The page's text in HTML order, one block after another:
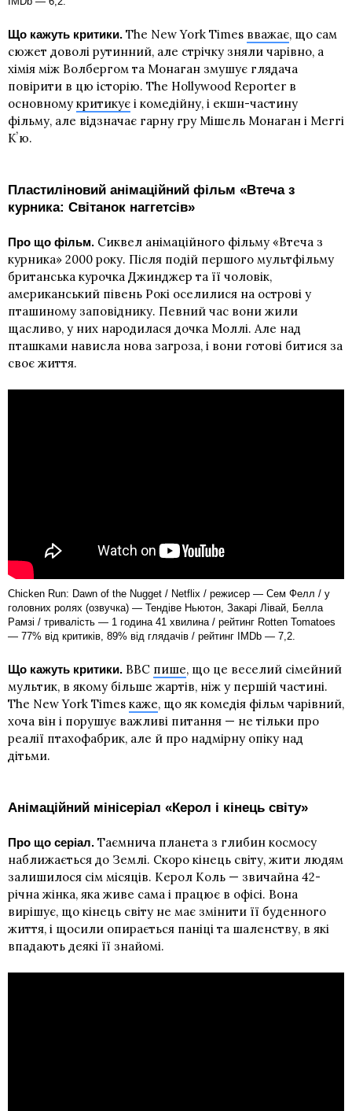
Що кажуть критики. The New York Times вважає, що сам
сюжет доволі рутинний, але стрічку зняли чарівно, а
хімія між Волбергом та Монаган змушує глядача
повірити в цю історію. The Hollywood Reporter в
основному критикує і комедійну, і екшн-частину
фільму, але відзначає гарну гру Мішель Монаган і Меггі
Кʼю.
Пластиліновий анімаційний фільм «Втеча з
курника: Світанок наггетсів»
Про що фільм. Сиквел анімаційного фільму «Втеча з
курника» 2000 року. Після подій першого мультфільму
британська курочка Джинджер та її чоловік,
американський півень Рокі оселилися на острові у
пташиному заповіднику. Певний час вони жили
щасливо, у них народилася дочка Моллі. Але над
пташками нависла нова загроза, і вони готові битися за
своє життя.
Chicken Run: Dawn of the Nugget / Netflix / режисер — Сем Фелл / у
головних ролях (озвучка) — Тендіве Ньютон, Закарі Лівай, Белла
Рамзі / тривалість — 1 година 41 хвилина / рейтинг Rotten Tomatoes
— 77% від критиків, 89% від глядачів / рейтинг IMDb — 7,2.
Що кажуть критики. BBC пише, що це веселий сімейний
мультик, в якому більше жартів, ніж у першій частині.
The New York Times каже, що як комедія фільм чарівний,
хоча він і порушує важливі питання — не тільки про
реалії птахофабрик, але й про надмірну опіку над
дітьми.
Анімаційний мінісеріал «Керол і кінець світу»
Про що серіал. Таємнича планета з глибин космосу
наближається до Землі. Скоро кінець світу, жити людям
залишилося сім місяців. Керол Коль — звичайна 42-
річна жінка, яка живе сама і працює в офісі. Вона
вирішує, що кінець світу не має змінити її буденного
життя, і щосили опирається паніці та шаленству, в які
впадають деякі її знайомі.